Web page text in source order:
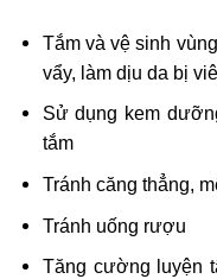
Tắm và vệ sinh
vẩy, làm dịu da bị
Sử dụng kem
tắm
Tránh căng thẳng,
Tránh uống rượu
Tăng cường luyện